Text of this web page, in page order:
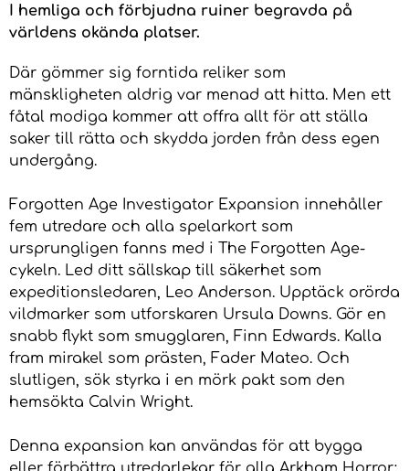
I hemliga och förbjudna ruiner begravda på
världens okända platser.
Där gömmer sig forntida reliker som
mänskligheten aldrig var menad att hitta. Men ett
fåtal modiga kommer att offra allt för att ställa
saker till rätta och skydda jorden från dess egen
undergång.
Forgotten Age Investigator Expansion innehåller
fem utredare och alla spelarkort som
ursprungligen fanns med i The Forgotten Age-
cykeln. Led ditt sällskap till säkerhet som
expeditionsledaren, Leo Anderson. Upptäck orörda
vildmarker som utforskaren Ursula Downs. Gör en
snabb flykt som smugglaren, Finn Edwards. Kalla
fram mirakel som prästen, Fader Mateo. Och
slutligen, sök styrka i en mörk pakt som den
hemsökta Calvin Wright.
Denna expansion kan användas för att bygga